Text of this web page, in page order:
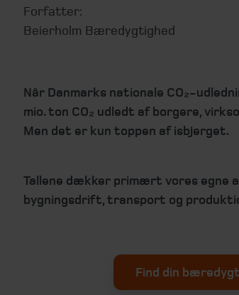
Forfatter:
Beierholm Bæredygtighed
Når Danmarks nationale CO₂-
mio. ton CO₂ udledt af borgere,
Men det er kun toppen af isbjerget.
Tallene dækker primært vores egne
bygningsdrift, transport og
Find din